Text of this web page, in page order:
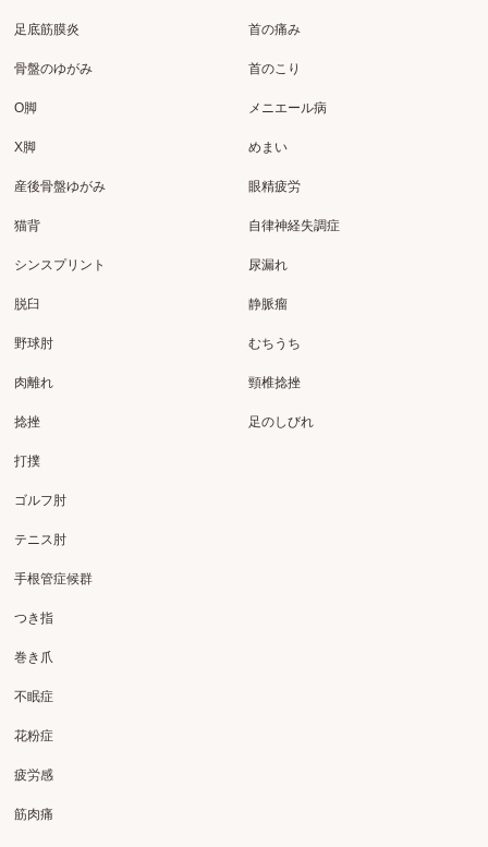
足底筋膜炎
骨盤のゆがみ
O脚
X脚
産後骨盤ゆがみ
猫背
シンスプリント
脱臼
野球肘
肉離れ
捻挫
首の痛み
首のこり
メニエール病
めまい
眼精疲労
自律神経失調症
尿漏れ
静脈瘤
むちうち
頸椎捻挫
足のしびれ
打撲
ゴルフ肘
テニス肘
手根管症候群
つき指
巻き爪
不眠症
花粉症
疲労感
筋肉痛